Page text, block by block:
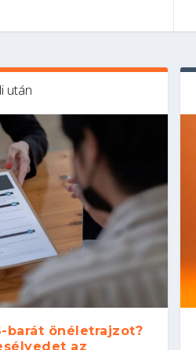
után
barát önéletrajzot?
az